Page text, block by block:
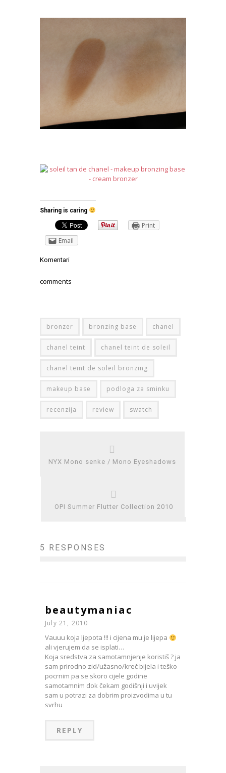
Sharing is caring
Print
Email
Komentari
comments
bronzer bronzing base chanel
chanel teint chanel teint de soleil
chanel teint de soleil bronzing
makeup base podloga za sminku
recenzija review swatch
NYX Mono senke / Mono Eyeshadows
OPI Summer Flutter Collection 2010
5 RESPONSES
beautymaniac
July 21, 2010
Vauuu koja ljepota !!! i cijena mu je lijepa
ali vjerujem da se isplati…
Koja sredstva za samotamnjenje koristiš ? ja
sam prirodno zid/užasno/kreč bijela i teško
pocrnim pa se skoro cijele godine
samotamnim dok čekam godišnji i uvijek
sam u potrazi za dobrim proizvodima u tu
svrhu
REPLY